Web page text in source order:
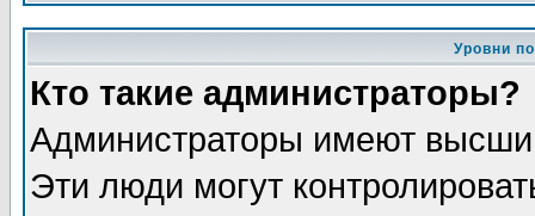
Уровни
Кто такие администраторы?
Администраторы имеют
Эти люди могут